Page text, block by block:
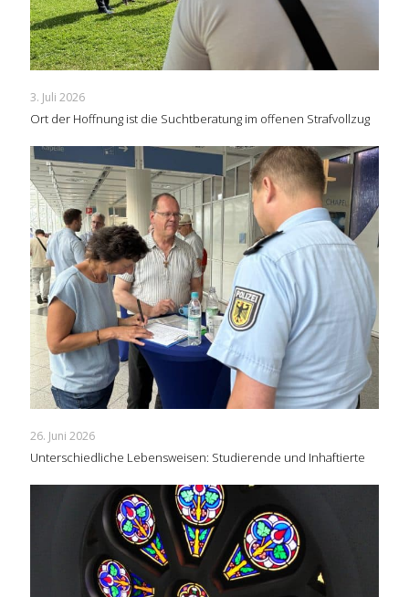
3. Juli 2026
Ort der Hoffnung ist die Suchtberatung im offenen Strafvollzug
26. Juni 2026
Unterschiedliche Lebensweisen: Studierende und Inhaftierte